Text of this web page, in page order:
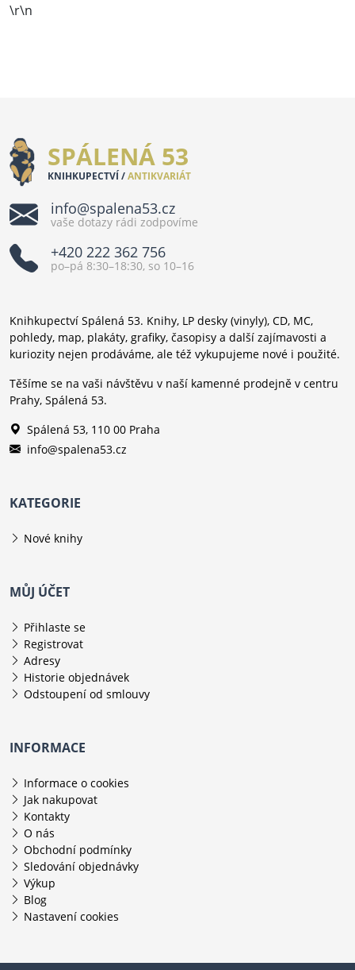
\r\n
SPÁLENÁ 53
KNIHKUPECTVÍ /ANTIKVARIÁT
info@spalena53.cz
vaše dotazy rádi zodpovíme
+420 222 362 756
po–pá 8:30–18:30, so 10–16
Knihkupectví Spálená 53. Knihy, LP desky (vinyly), CD, MC,
pohledy, map, plakáty, grafiky, časopisy a další zajímavosti a
kuriozity nejen prodáváme, ale též vykupujeme nové i použité.
Těšíme se na vaši návštěvu v naší kamenné prodejně v centru
Prahy, Spálená 53.
Spálená 53, 110 00 Praha
info@spalena53.cz
KATEGORIE
Nové knihy
MŮJ ÚČET
Přihlaste se
Registrovat
Adresy
Historie objednávek
Odstoupení od smlouvy
INFORMACE
Informace o cookies
Jak nakupovat
Kontakty
O nás
Obchodní podmínky
Sledování objednávky
Výkup
Blog
Nastavení cookies